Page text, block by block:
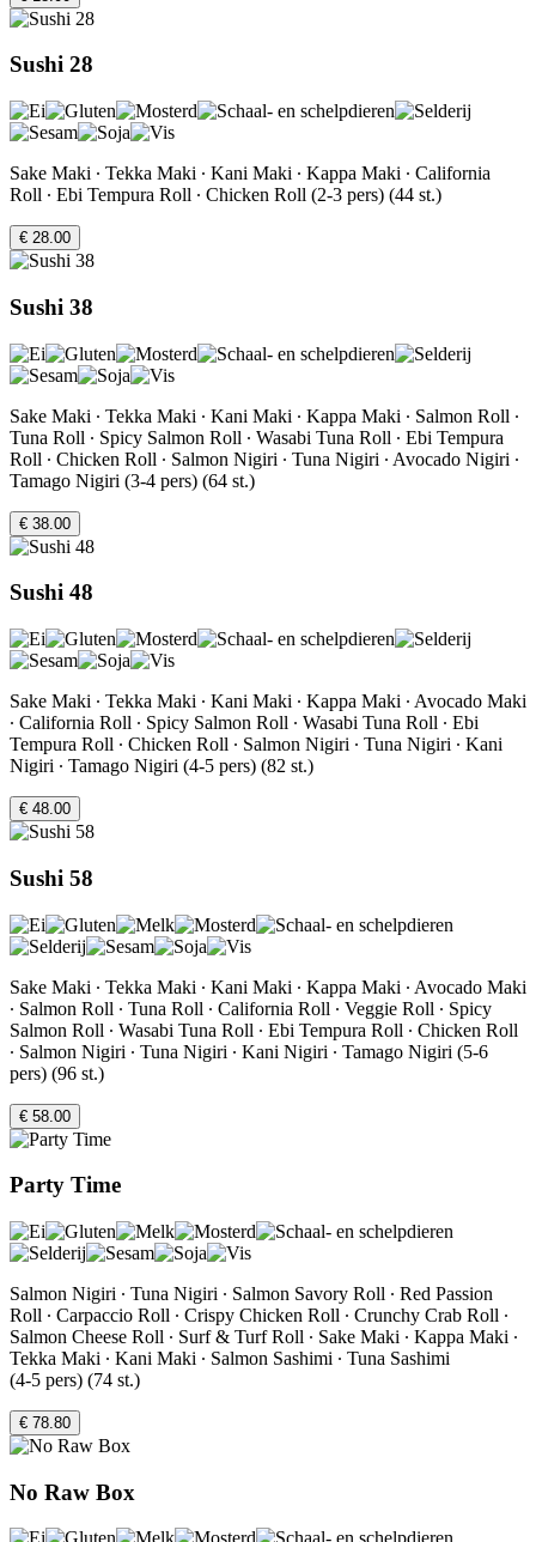
Sushi 28
Sake Maki ∙ Tekka Maki ∙ Kani Maki ∙ Kappa Maki ∙ California
Roll ∙ Ebi Tempura Roll ∙ Chicken Roll (2-3 pers) (44 st.)
€ 28.00
Sushi 38
Sake Maki ∙ Tekka Maki ∙ Kani Maki ∙ Kappa Maki ∙ Salmon Roll ∙
Tuna Roll ∙ Spicy Salmon Roll ∙ Wasabi Tuna Roll ∙ Ebi Tempura
Roll ∙ Chicken Roll ∙ Salmon Nigiri ∙ Tuna Nigiri ∙ Avocado Nigiri ∙
Tamago Nigiri (3-4 pers) (64 st.)
€ 38.00
Sushi 48
Sake Maki ∙ Tekka Maki ∙ Kani Maki ∙ Kappa Maki ∙ Avocado Maki
∙ California Roll ∙ Spicy Salmon Roll ∙ Wasabi Tuna Roll ∙ Ebi
Tempura Roll ∙ Chicken Roll ∙ Salmon Nigiri ∙ Tuna Nigiri ∙ Kani
Nigiri ∙ Tamago Nigiri (4-5 pers) (82 st.)
€ 48.00
Sushi 58
Sake Maki ∙ Tekka Maki ∙ Kani Maki ∙ Kappa Maki ∙ Avocado Maki
∙ Salmon Roll ∙ Tuna Roll ∙ California Roll ∙ Veggie Roll ∙ Spicy
Salmon Roll ∙ Wasabi Tuna Roll ∙ Ebi Tempura Roll ∙ Chicken Roll
∙ Salmon Nigiri ∙ Tuna Nigiri ∙ Kani Nigiri ∙ Tamago Nigiri (5-6
pers) (96 st.)
€ 58.00
Party Time
Salmon Nigiri ∙ Tuna Nigiri ∙ Salmon Savory Roll ∙ Red Passion
Roll ∙ Carpaccio Roll ∙ Crispy Chicken Roll ∙ Crunchy Crab Roll ∙
Salmon Cheese Roll ∙ Surf & Turf Roll ∙ Sake Maki ∙ Kappa Maki ∙
Tekka Maki ∙ Kani Maki ∙ Salmon Sashimi ∙ Tuna Sashimi
(4-5 pers) (74 st.)
€ 78.80
No Raw Box